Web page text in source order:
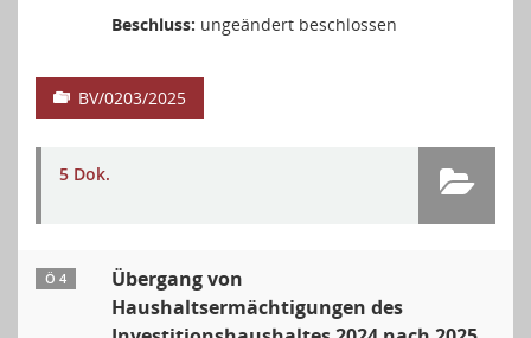
Beschluss: ungeändert beschlossen
BV/0203/2025
5 Dok.
Ö 4
Übergang von
Haushaltsermächtigungen des